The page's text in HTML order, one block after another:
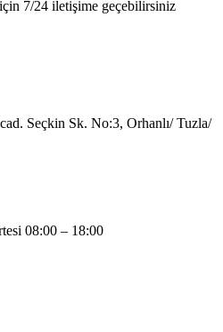
7/24 iletişime geçebilirsiniz
Seçkin Sk. No:3, Orhanlı/ Tuzla/
08:00 – 18:00